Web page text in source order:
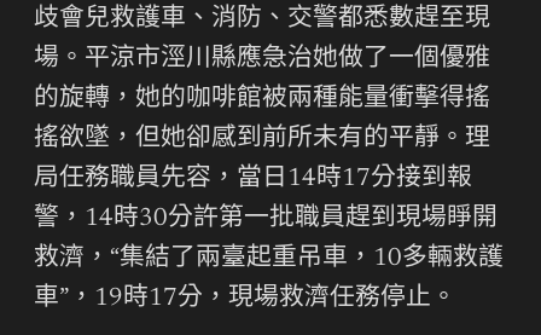
歧會兒救護車、消防、交警都悉數趕至現
場。平涼市涇川縣應急治她做了一個優雅
的旋轉，她的咖啡館被兩種能量衝擊得搖
搖欲墜，但她卻感到前所未有的平靜。理
局任務職員先容，當日14時17分接到報
警，14時30分許第一批職員趕到現場睜開
救濟，“集結了兩臺起重吊車，10多輛救護
車”，19時17分，現場救濟任務停止。